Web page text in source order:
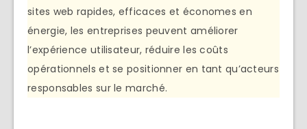
sites web rapides, efficaces et économes en
énergie, les entreprises peuvent améliorer
l’expérience utilisateur, réduire les coûts
opérationnels et se positionner en tant qu’acteurs
responsables sur le marché.